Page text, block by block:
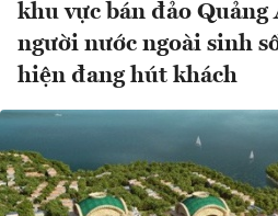
khu vực bán đảo Quảng
người nước ngoài sinh
hiện đang hút khách